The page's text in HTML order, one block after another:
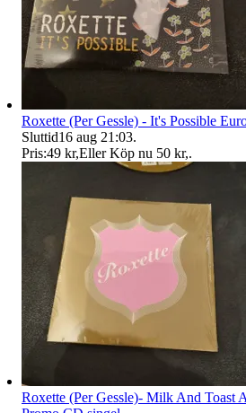
Roxette (Per Gessle) - It's Possible
Sluttid16 aug 21:03.
Pris:49 kr,Eller Köp nu 50 kr,.
Roxette (Per Gessle)- Milk And Toast